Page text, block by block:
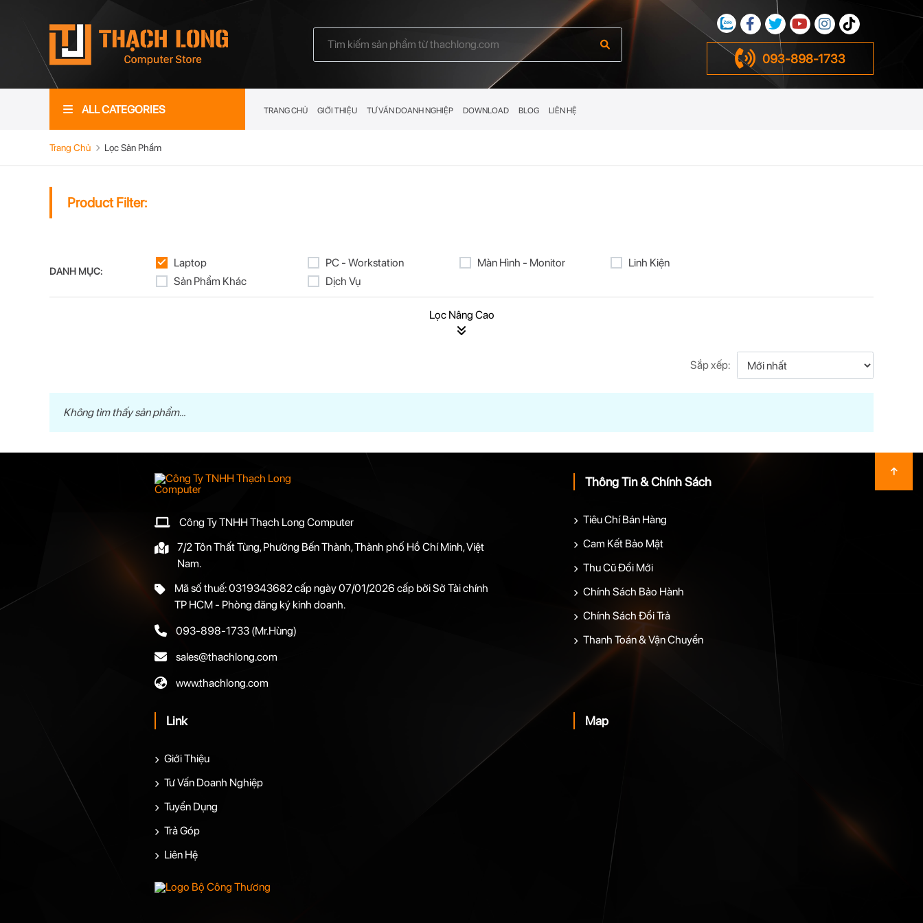
093-898-1733
ALL CATEGORIES TRANG CHỦ GIỚI THIỆU TƯ VẤN DOANH NGHIỆP DOWNLOAD BLOG LIÊN HỆ
Trang Chủ Lọc Sản Phẩm
Product Filter:
DANH MỤC:
Laptop PC - Workstation Màn Hình - Monitor
Linh Kiện
Sản Phẩm Khác
Dịch Vụ
Sắp xếp:
Không tìm thấy sản phẩm...
Công Ty TNHH Thạch Long Computer
7/2 Tôn Thất Tùng, Phường Bến Thành, Thành phố Hồ Chí Minh, Việt
Nam.
Mã số thuế: 0319343682 cấp ngày 07/01/2026 cấp bởi Sở Tài chính
TP HCM - Phòng đăng ký kinh doanh.
093-898-1733(Mr.Hùng)
sales@thachlong.com
www.thachlong.com
Thông Tin & Chính Sách
Tiêu Chí Bán Hàng
Cam Kết Bảo Mật
Thu Cũ Đổi Mới
Chính Sách Bảo Hành
Chính Sách Đổi Trả
Thanh Toán & Vận Chuyển
Link
Giới Thiệu
Tư Vấn Doanh Nghiệp
Tuyển Dụng
Trả Góp
Liên Hệ
Map